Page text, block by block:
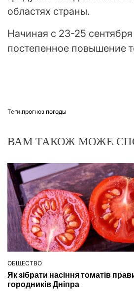
областях страны.
Начиная с 23-25
постепенное повышение
Теґи:прогноз погоды
ВАМ ТАКОЖ МОЖЕ
ОПУБЛІКУВАТИ
У
ОБЩЕСТВО
Як зібрати насіння томатів
городників Дніпра